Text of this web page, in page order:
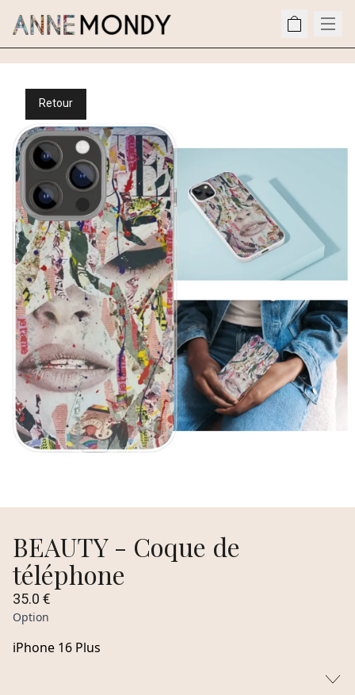
Retour
BEAUTY - Coque de
téléphone
35.0 €
Option